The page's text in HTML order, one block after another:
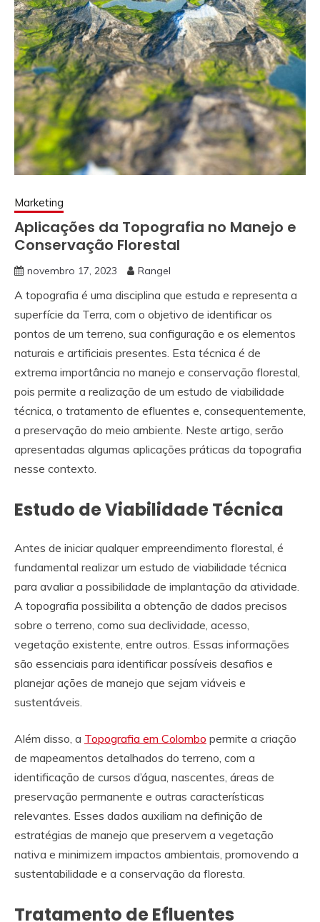
Marketing
Aplicações da Topografia no Manejo e
Conservação Florestal
novembro 17, 2023 Rangel
A topografia é uma disciplina que estuda e representa a
superfície da Terra, com o objetivo de identificar os
pontos de um terreno, sua configuração e os elementos
naturais e artificiais presentes. Esta técnica é de
extrema importância no manejo e conservação florestal,
pois permite a realização de um estudo de viabilidade
técnica, o tratamento de efluentes e, consequentemente,
a preservação do meio ambiente. Neste artigo, serão
apresentadas algumas aplicações práticas da topografia
nesse contexto.
Estudo de Viabilidade Técnica
Antes de iniciar qualquer empreendimento florestal, é
fundamental realizar um estudo de viabilidade técnica
para avaliar a possibilidade de implantação da atividade.
A topografia possibilita a obtenção de dados precisos
sobre o terreno, como sua declividade, acesso,
vegetação existente, entre outros. Essas informações
são essenciais para identificar possíveis desafios e
planejar ações de manejo que sejam viáveis e
sustentáveis.
Além disso, a Topografia em Colombo permite a criação
de mapeamentos detalhados do terreno, com a
identificação de cursos d’água, nascentes, áreas de
preservação permanente e outras características
relevantes. Esses dados auxiliam na definição de
estratégias de manejo que preservem a vegetação
nativa e minimizem impactos ambientais, promovendo a
sustentabilidade e a conservação da floresta.
Tratamento de Efluentes